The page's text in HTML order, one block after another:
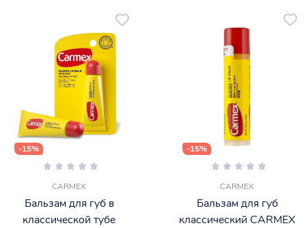
-15%
CARMEX
Бальзам для губ в
классической тубе
-15%
CARMEX
Бальзам для губ
классический CARMEX